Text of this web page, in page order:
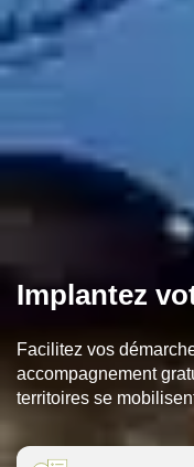
Implantez
Facilitez vos
accompagnement
territoires se